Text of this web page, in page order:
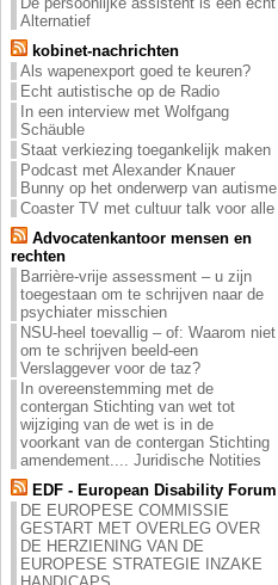
Alternatief
kobinet-nachrichten
Als wapenexport goed te keuren?
Echt autistische op de Radio
In een interview met Wolfgang
Schäuble
Staat verkiezing toegankelijk maken
Podcast met Alexander Knauer
Bunny op het onderwerp van autisme
Coaster TV met cultuur talk voor alle
Advocatenkantoor mensen en
rechten
Barrière-vrije assessment – u zijn
toegestaan om te schrijven naar de
psychiater misschien
NSU-heel toevallig – of: Waarom niet
om te schrijven beeld-een
Verslaggever voor de taz?
In overeenstemming met de
contergan Stichting van wet tot
wijziging van de wet is in de
voorkant van de contergan Stichting
amendement.... Juridische Notities
EDF - European Disability Forum
DE EUROPESE COMMISSIE
GESTART MET OVERLEG OVER
DE HERZIENING VAN DE
EUROPESE STRATEGIE INZAKE